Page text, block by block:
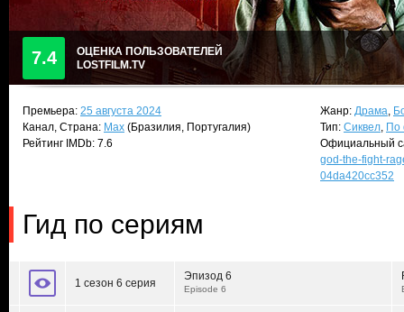
7.4
ОЦЕНКА ПОЛЬЗОВАТЕЛЕЙ
LOSTFILM.TV
Премьера: 25 августа 2024
Канал, Страна: Max (Бразилия, Португалия)
Рейтинг IMDb: 7.6
Жанр: Драма,
Тип: Сиквел, По
Официальный
god-the-fight-
04da420cc352
Гид по сериям
1 сезон 6 серия
Эпизод 6
Episode 6